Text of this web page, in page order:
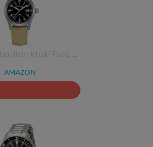
Khaki Field …
AMAZON